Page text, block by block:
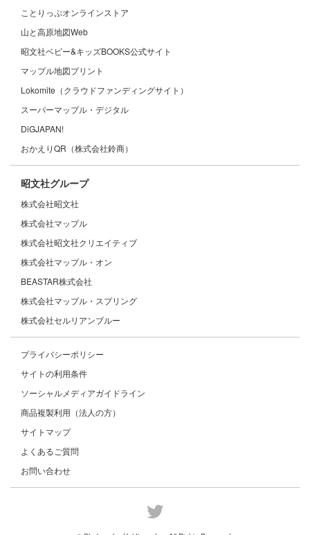
ことりっぷオンラインストア
山と高原地図Web
昭文社ベビー&キッズBOOKS公式サイト
マップル地図プリント
Lokomite（クラウドファンディングサイト）
スーパーマップル・デジタル
DiGJAPAN!
おかえりQR（株式会社鈴商）
昭文社グループ
株式会社昭文社
株式会社マップル
株式会社昭文社クリエイティブ
株式会社マップル・オン
BEASTAR株式会社
株式会社マップル・スプリング
株式会社セルリアンブルー
プライバシーポリシー
サイトの利用条件
ソーシャルメディアガイドライン
商品複製利用（法人の方）
サイトマップ
よくあるご質問
お問い合わせ